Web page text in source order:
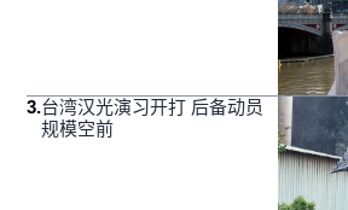
3.台湾汉光演习开打 后备动员
规模空前